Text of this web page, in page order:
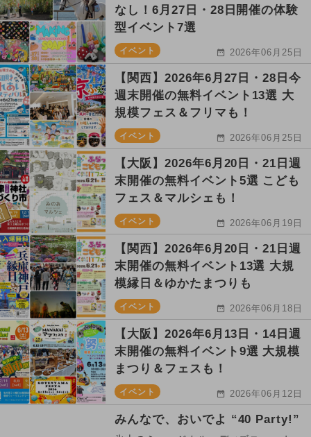
なし！6月27日・28日開催の体験
型イベント7選
イベント 2026年06月25日
【関西】2026年6月27日・28日今
週末開催の無料イベント13選 大
規模フェス＆フリマも！
イベント 2026年06月25日
【大阪】2026年6月20日・21日週
末開催の無料イベント5選 こども
フェス＆マルシェも！
イベント 2026年06月19日
【関西】2026年6月20日・21日週
末開催の無料イベント13選 大規
模縁日＆ゆかたまつりも
イベント 2026年06月18日
【大阪】2026年6月13日・14日週
末開催の無料イベント9選 大規模
まつり＆フェスも！
イベント 2026年06月12日
みんなで、おいでよ “40 Party!”